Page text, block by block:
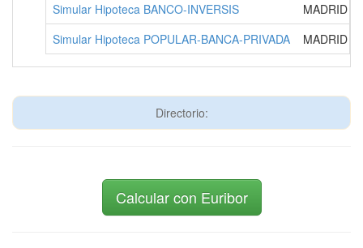
Simular Hipoteca BANCO-INVERSIS
MADRID
Simular Hipoteca POPULAR-BANCA-PRIVADA
MADRID
Directorio:
Calcular con Euribor